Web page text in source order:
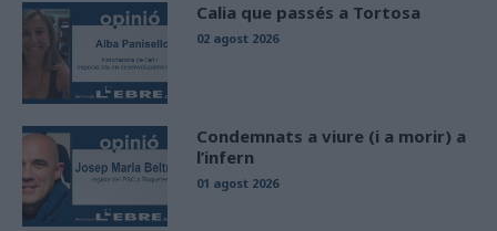
Calia que passés a Tortosa
02 agost 2026
Condemnats a viure (i a morir) a
l’infern
01 agost 2026